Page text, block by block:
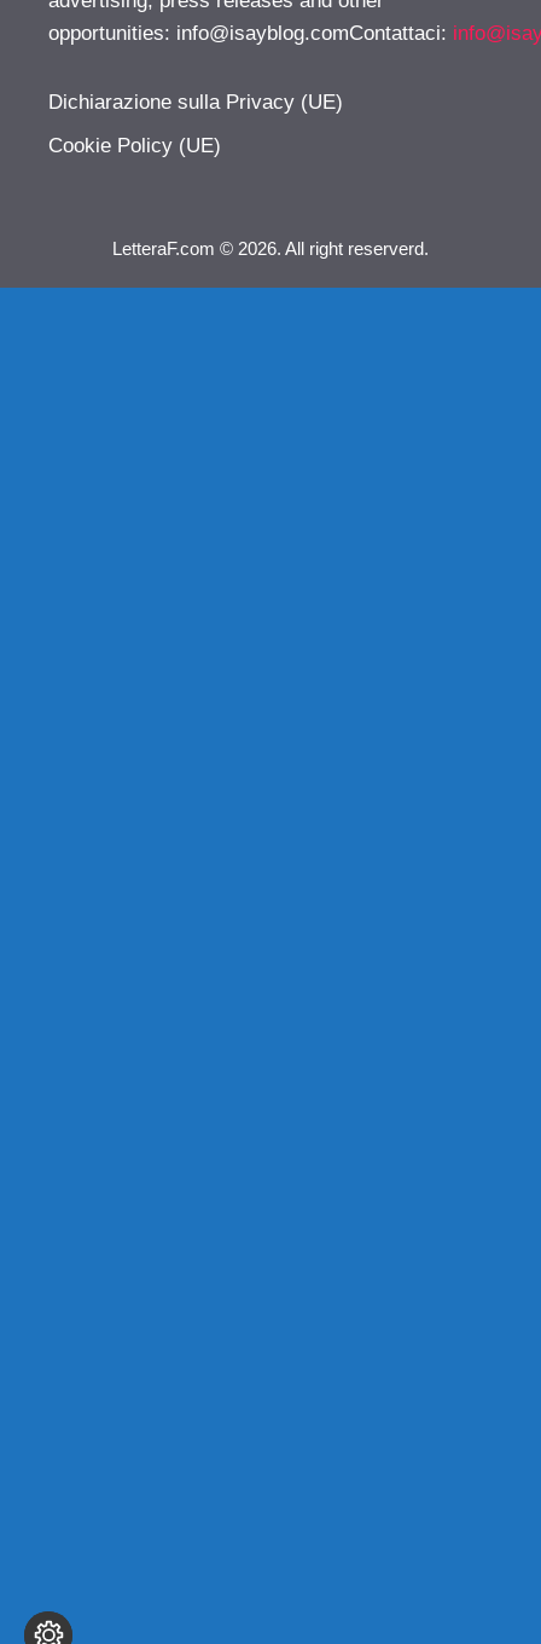
opportunities: info@isayblog.comContattaci:
Dichiarazione sulla Privacy (UE)
Cookie Policy (UE)
LetteraF.com © 2026. All right reserverd.